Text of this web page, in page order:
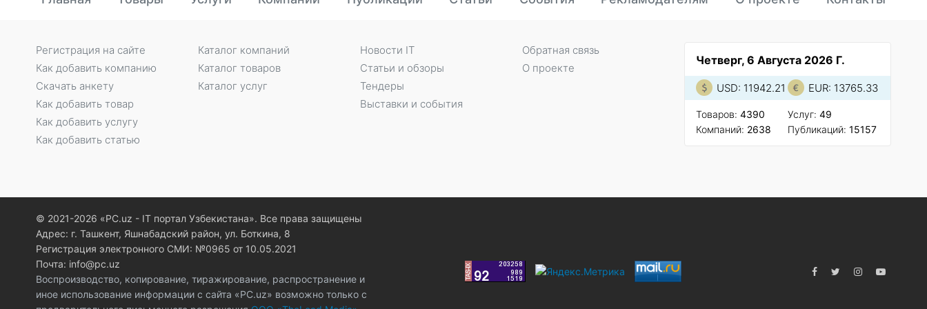
Четверг, 6 Августа 2026 Г.
USD: 11942.21 EUR: 13765.33
Товаров: 4390
Компаний: 2638
Услуг: 49
Публикаций: 15157
Регистрация на сайте
Как добавить компанию
Скачать анкету
Как добавить товар
Как добавить услугу
Как добавить статью
Каталог компаний
Каталог товаров
Каталог услуг
Новости IT
Статьи и обзоры
Тендеры
Выставки и события
Обратная связь
О проекте
© 2021-2026 «PC.uz - IT портал Узбекистана». Все права защищены
Адрес: г. Ташкент, Яшнабадский район, ул. Боткина, 8
Регистрация электронного СМИ: №0965 от 10.05.2021
Почта: info@pc.uz
Воспроизводство, копирование, тиражирование, распространение и
иное использование информации с сайта «PC.uz» возможно только с